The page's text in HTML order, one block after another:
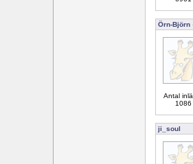
Örn-Björn
Antal
1086
ji_soul